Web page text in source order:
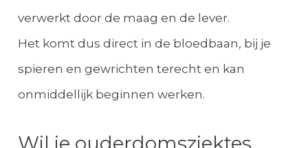
verwerkt door de maag en de lever.
Het komt dus direct in de bloedbaan, bij je
spieren en gewrichten terecht en kan
onmiddellijk beginnen werken.
Wil je ouderdomsziektes